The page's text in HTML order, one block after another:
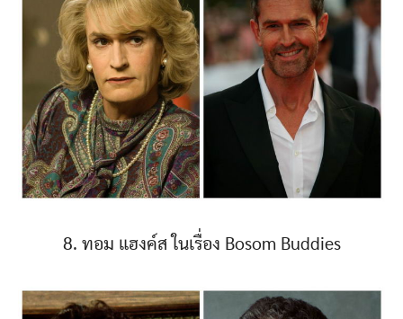
8. ทอม แฮงค์ส ในเรื่อง Bosom Buddies